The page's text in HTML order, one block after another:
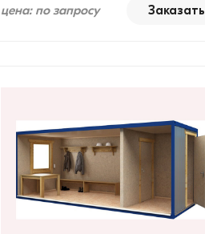
цена: по запросу Заказать